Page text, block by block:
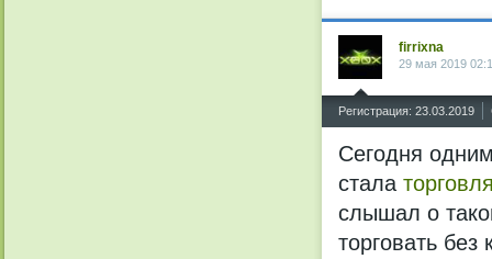
firrixna
29 мая 2019
Регистрация: 23.03.2019
Сегодня
стала
слышал о
торговать без